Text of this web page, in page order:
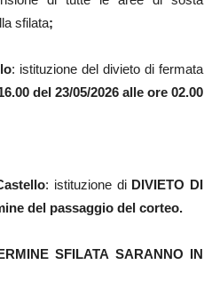
sfilata;
: istituzione del divieto di fermata
del 23/05/2026 alle ore 02.00
: istituzione di DIVIETO DI
del passaggio del corteo.
SFILATA SARANNO IN